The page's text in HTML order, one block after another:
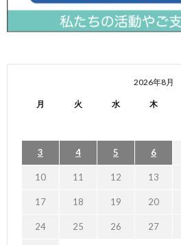
2026年8月
月 火 水 木
3 4 5 6
10 11 12 13
17 18 19 20
24 25 26 27